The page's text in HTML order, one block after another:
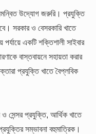
উদ্যোগ জরুরি। প্রযুক্তি
সরকার ও বেসরকারি খাতে
একটি শক্তিশালী সাইবার
বাস্তবায়নে সহায়তা করার
প্রযুক্তি খাতে বৈপ্লবিক
সেন্সর প্রযুক্তি, আর্থিক খাতে
সম্ভাবনা বহুমাত্রিক।